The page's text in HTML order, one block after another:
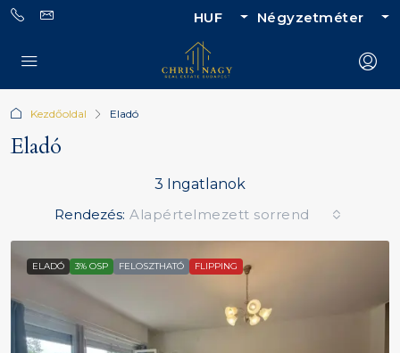
HUF Négyzetméter
Kezdőoldal Eladó
Eladó
3 Ingatlanok
Rendezés: Alapértelmezett sorrend
ELADÓ 3% OSP FELOSZTHATÓ FLIPPING